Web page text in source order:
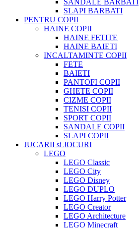
SANDALE BARBATI
SLAPI BARBATI
PENTRU COPII
HAINE COPII
HAINE FETITE
HAINE BAIETI
INCALTAMINTE COPII
FETE
BAIETI
PANTOFI COPII
GHETE COPII
CIZME COPII
TENISI COPII
SPORT COPII
SANDALE COPII
SLAPI COPII
JUCARII si JOCURI
LEGO
LEGO Classic
LEGO City
LEGO Disney
LEGO DUPLO
LEGO Harry Potter
LEGO Creator
LEGO Architecture
LEGO Minecraft